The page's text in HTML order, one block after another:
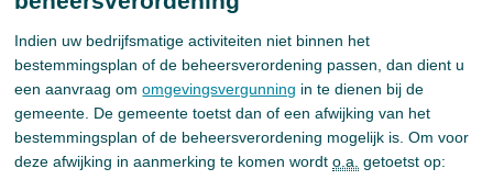
Indien uw bedrijfsmatige activiteiten niet binnen het
bestemmingsplan of de beheersverordening passen, dan dient u
een aanvraag omomgevingsvergunning in te dienen bij de
gemeente. De gemeente toetst dan of een afwijking van het
bestemmingsplan of de beheersverordening mogelijk is. Om voor
deze afwijking in aanmerking te komen wordto.a. getoetst op: